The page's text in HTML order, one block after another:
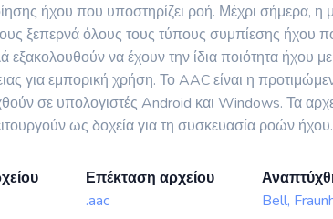
ήχου που υποστηρίζει ροή. Μέχρι σήμερα, η
ξεπερνά όλους τους τύπους συμπίεσης ήχου
εξακολουθούν να έχουν την ίδια ποιότητα ήχου
για εμπορική χρήση. Το AAC είναι η
σε υπολογιστές Android και Windows. Τα
ως δοχεία για τη συσκευασία ροών ήχου.
Επέκταση αρχείου
.aac
Bell,